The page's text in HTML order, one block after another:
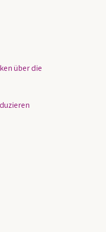
über die